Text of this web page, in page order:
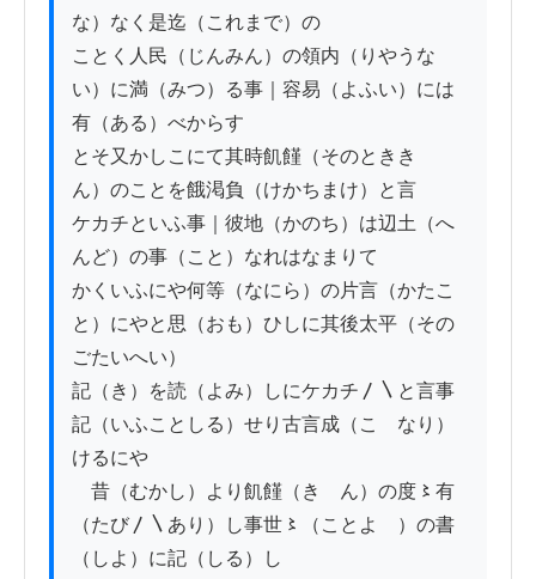
な）なく是迄（これまで）の
ことく人民（じんみん）の領内（りやうな
い）に満（みつ）る事｜容易（よふい）には
有（ある）べからす
とそ又かしこにて其時飢饉（そのとききゝ
ん）のことを餓渇負（けかちまけ）と言
ケカチといふ事｜彼地（かのち）は辺土（へ
んど）の事（こと）なれはなまりて
かくいふにや何等（なにら）の片言（かたこ
と）にやと思（おも）ひしに其後太平（その
ごたいへい）
記（き）を読（よみ）しにケカチ〳〵と言事
記（いふことしる）せり古言成（こゞなり）
けるにや
昔（むかし）より飢饉（きゝん）の度〻有
（たび〳〵あり）し事世〻（ことよゝ）の書
（しよ）に記（しる）し